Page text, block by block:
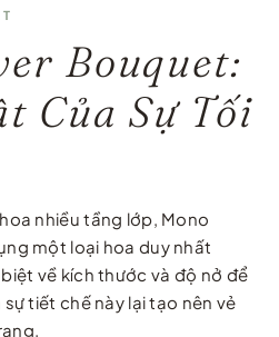
Bouquet:
Của Sự Tối
nhiều tầng lớp, Mono
một loại hoa duy nhất
về kích thước và độ nở để
tiết chế này lại tạo nên vẻ